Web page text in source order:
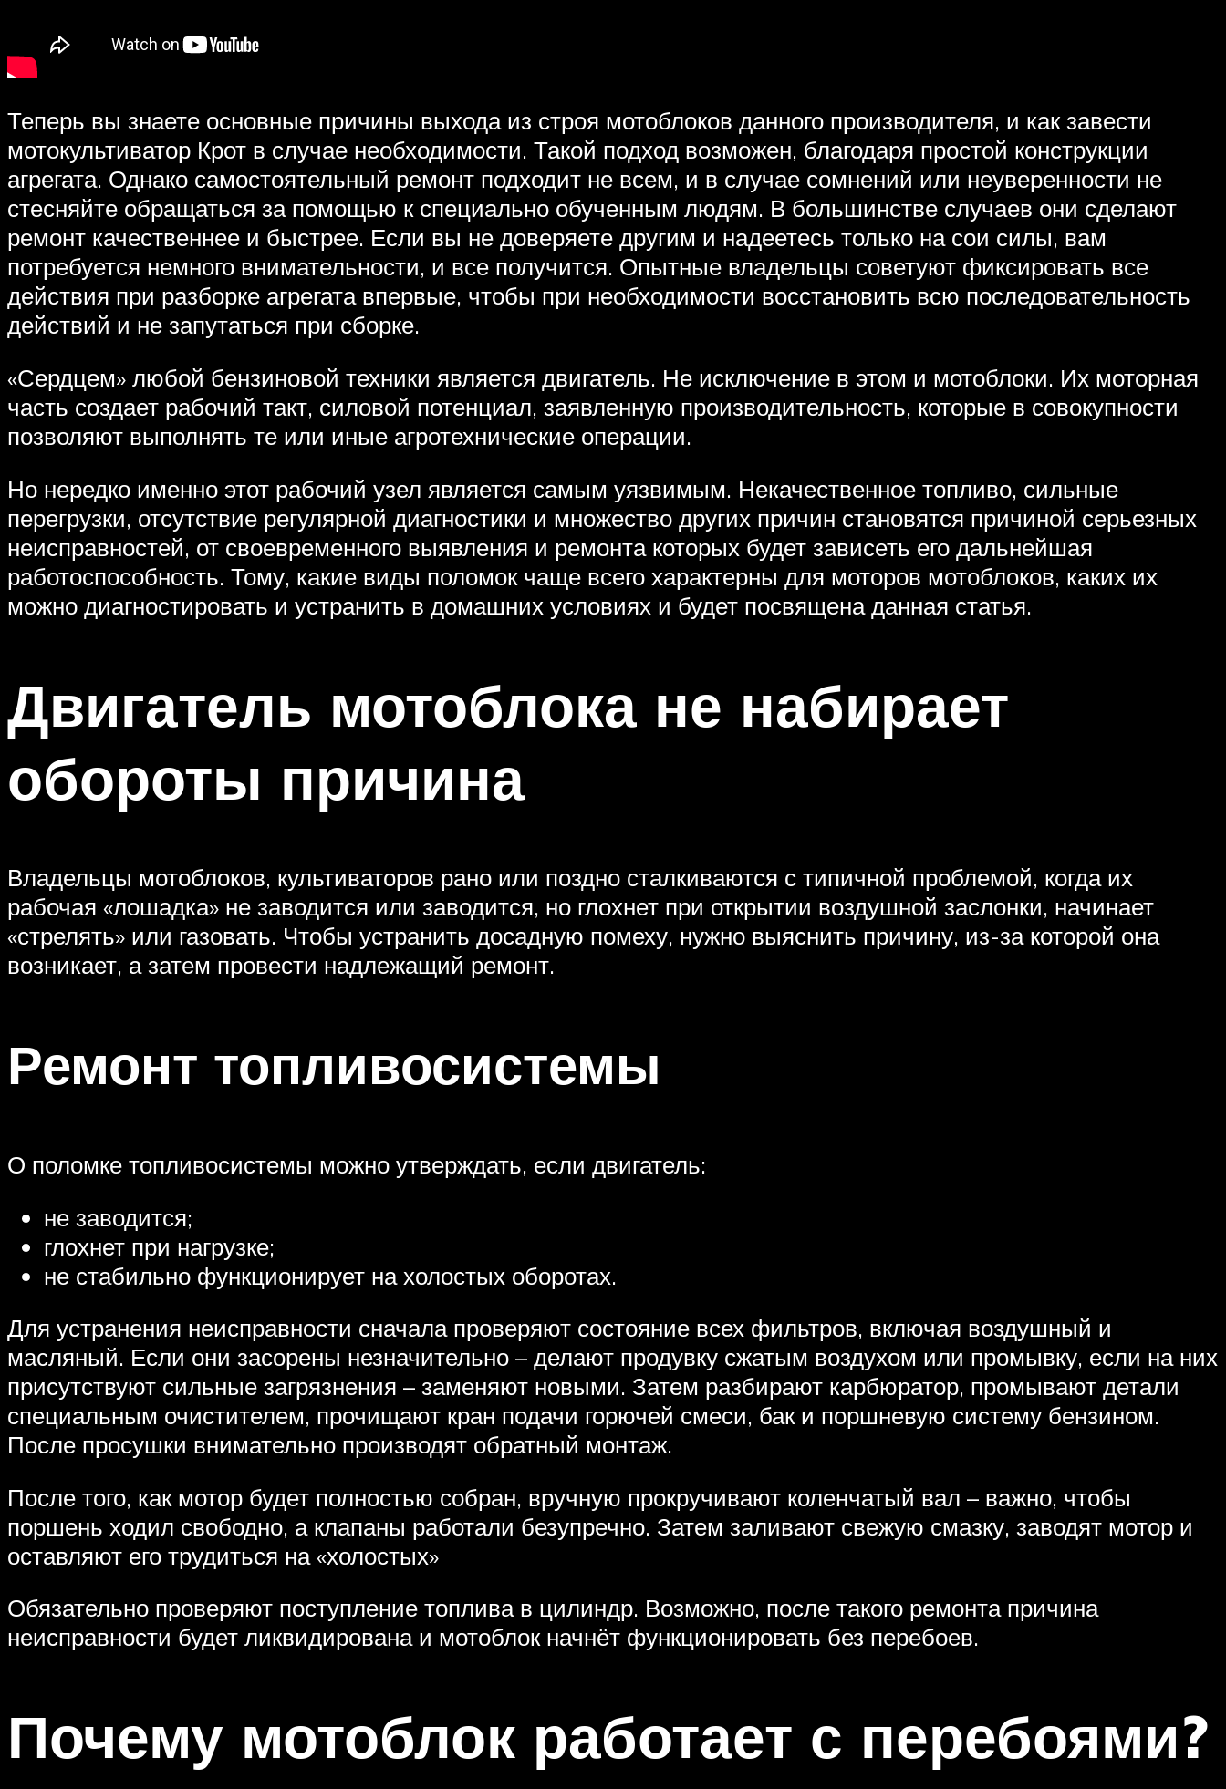
Теперь вы знаете основные причины выхода из строя мотоблоков данного производителя, и как завести
мотокультиватор Крот в случае необходимости. Такой подход возможен, благодаря простой конструкции
агрегата. Однако самостоятельный ремонт подходит не всем, и в случае сомнений или неуверенности не
стесняйте обращаться за помощью к специально обученным людям. В большинстве случаев они сделают
ремонт качественнее и быстрее. Если вы не доверяете другим и надеетесь только на сои силы, вам
потребуется немного внимательности, и все получится. Опытные владельцы советуют фиксировать все
действия при разборке агрегата впервые, чтобы при необходимости восстановить всю последовательность
действий и не запутаться при сборке.
«Сердцем» любой бензиновой техники является двигатель. Не исключение в этом и мотоблоки. Их моторная
часть создает рабочий такт, силовой потенциал, заявленную производительность, которые в совокупности
позволяют выполнять те или иные агротехнические операции.
Но нередко именно этот рабочий узел является самым уязвимым. Некачественное топливо, сильные
перегрузки, отсутствие регулярной диагностики и множество других причин становятся причиной серьезных
неисправностей, от своевременного выявления и ремонта которых будет зависеть его дальнейшая
работоспособность. Тому, какие виды поломок чаще всего характерны для моторов мотоблоков, каких их
можно диагностировать и устранить в домашних условиях и будет посвящена данная статья.
Двигатель мотоблока не набирает
обороты причина
Владельцы мотоблоков, культиваторов рано или поздно сталкиваются с типичной проблемой, когда их
рабочая «лошадка» не заводится или заводится, но глохнет при открытии воздушной заслонки, начинает
«стрелять» или газовать. Чтобы устранить досадную помеху, нужно выяснить причину, из-за которой она
возникает, а затем провести надлежащий ремонт.
Ремонт топливосистемы
О поломке топливосистемы можно утверждать, если двигатель:
не заводится;
глохнет при нагрузке;
не стабильно функционирует на холостых оборотах.
Для устранения неисправности сначала проверяют состояние всех фильтров, включая воздушный и
масляный. Если они засорены незначительно – делают продувку сжатым воздухом или промывку, если на них
присутствуют сильные загрязнения – заменяют новыми. Затем разбирают карбюратор, промывают детали
специальным очистителем, прочищают кран подачи горючей смеси, бак и поршневую систему бензином.
После просушки внимательно производят обратный монтаж.
После того, как мотор будет полностью собран, вручную прокручивают коленчатый вал – важно, чтобы
поршень ходил свободно, а клапаны работали безупречно. Затем заливают свежую смазку, заводят мотор и
оставляют его трудиться на «холостых»
Обязательно проверяют поступление топлива в цилиндр. Возможно, после такого ремонта причина
неисправности будет ликвидирована и мотоблок начнёт функционировать без перебоев.
Почему мотоблок работает с перебоями?